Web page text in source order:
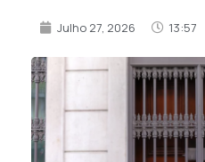
Julho 27, 2026 13:57